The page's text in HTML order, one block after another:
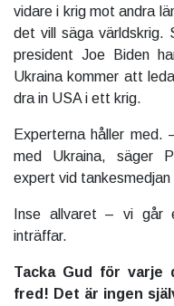
vidare i krig mot andra
det vill säga världskrig.
president Joe Biden
Ukraina kommer att
dra in USA i ett krig.
Experterna håller med.
med Ukraina, säger
expert vid tankesmedjan
Inse allvaret – vi går
inträffar.
Tacka Gud för varje
fred! Det är ingen